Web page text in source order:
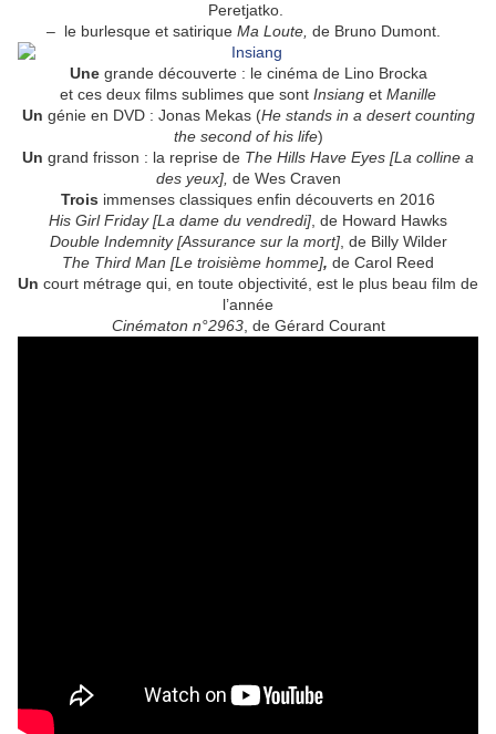
Peretjatko.
– le burlesque et satirique Ma Loute, de Bruno Dumont.
Unegrande découverte : le cinéma de Lino Brocka
et ces deux films sublimes que sont Insiang et Manille
Un génie en DVD : Jonas Mekas (He stands in a desert counting
the second of his life)
Un grand frisson : la reprise de The Hills Have Eyes [La colline a
des yeux], de Wes Craven
Trois immenses classiques enfin découverts en 2016
His Girl Friday [La dame du vendredi] , de Howard Hawks
Double Indemnity [Assurance sur la mort], de Billy Wilder
The Third Man [Le troisième homme], de Carol Reed
Un court métrage qui, en toute objectivité, est le plus beau film de
l’année
Cinématon n°2963, de Gérard Courant